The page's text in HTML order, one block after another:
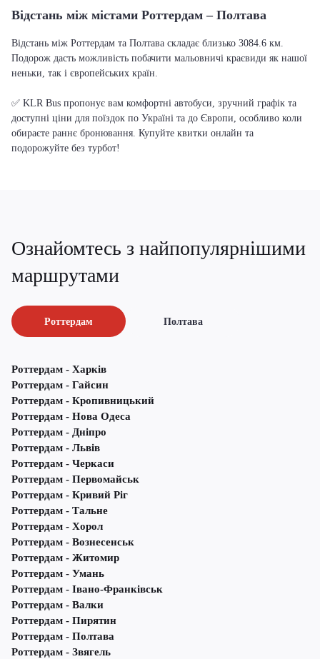
Відстань між містами Роттердам – Полтава
Відстань між Роттердам та Полтава складає близько 3084.6 км.
Подорож дасть можливість побачити мальовничі краєвиди як нашої
неньки, так і європейських країн.
✅ KLR Bus пропонує вам комфортні автобуси, зручний графік та
доступні ціни для поїздок по Україні та до Європи, особливо коли
обираєте раннє бронювання. Купуйте квитки онлайн та
подорожуйте без турбот!
Ознайомтесь з найпопулярнішими
маршрутами
Роттердам Полтава
Роттердам - Харків
Роттердам - Гайсин
Роттердам - Кропивницький
Роттердам - Нова Одеса
Роттердам - Дніпро
Роттердам - Львів
Роттердам - Черкаси
Роттердам - Первомайськ
Роттердам - Кривий Ріг
Роттердам - Тальне
Роттердам - Хорол
Роттердам - Вознесенськ
Роттердам - Житомир
Роттердам - Умань
Роттердам - Івано-Франківськ
Роттердам - Валки
Роттердам - Пирятин
Роттердам - Полтава
Роттердам - Звягель